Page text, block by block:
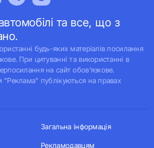
та все, що з
будь-яких матеріалів посилання
При цитуванні та використанні в
на сайт обов'язкове.
"Реклама" публікуються на правах
Загальна інформація
Рекламодавцям